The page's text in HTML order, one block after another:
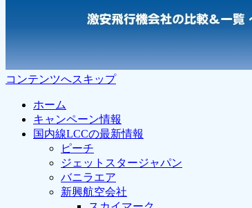
コンテンツへスキップ
ホーム
キャンペーン情報
国内線LCCの最新情報
ピーチ
ジェットスタージャパン
バニラエア
新興航空会社